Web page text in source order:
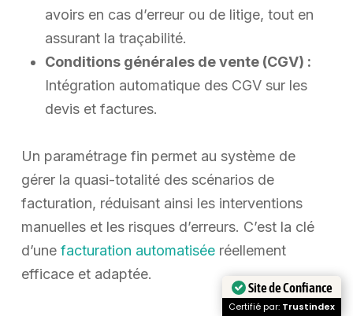
avoirs en cas d’erreur ou de litige, tout en
assurant la traçabilité.
Conditions générales de vente (CGV) :
Intégration automatique des CGV sur les
devis et factures.
Un paramétrage fin permet au système de
gérer la quasi-totalité des scénarios de
facturation, réduisant ainsi les interventions
manuelles et les risques d’erreurs. C’est la clé
d’une facturation automatiséeréellement
efficace et adaptée.
Site de Confiance
Certifié par: Trustindex